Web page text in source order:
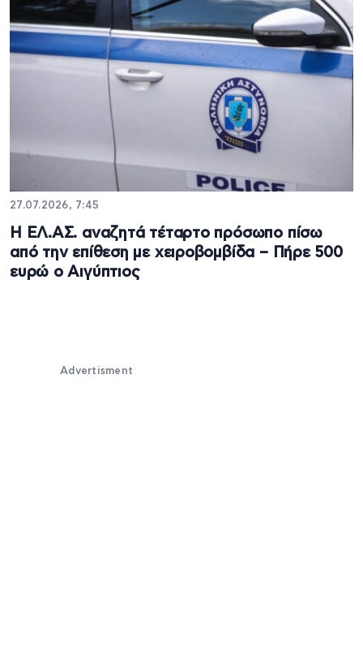
27.07.2026, 7:45
Η ΕΛ.ΑΣ. αναζητά τέταρτο πρόσωπο πίσω
από την επίθεση με χειροβομβίδα – Πήρε 500
ευρώ ο Αιγύπτιος
Advertisment